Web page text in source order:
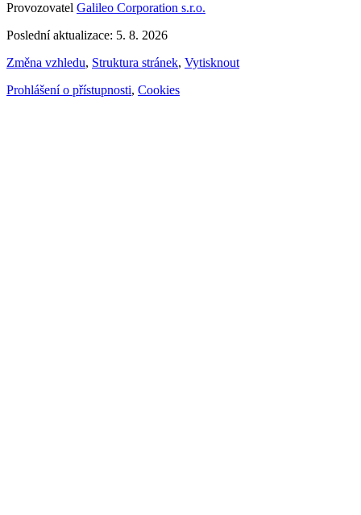
Provozovatel Galileo Corporation s.r.o.
Poslední aktualizace: 5. 8. 2026
Změna vzhledu, Struktura stránek, Vytisknout
Prohlášení o přístupnosti, Cookies